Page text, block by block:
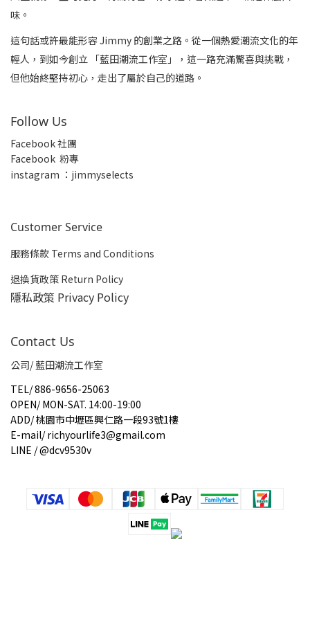
味。
這句話或許最能形容 Jimmy 的創業之路。從一個熱愛潮流文化的年
輕人，到如今創立 「藍田潮流工作室」，這一路充滿驚喜與挑戰，
但他始終堅持初心，走出了屬於自己的道路。
Follow Us
Facebook 社團
Facebook 粉專
instagram ：jimmyselects
Customer Service
服務條款 Terms and Conditions
退換貨政策 Return Policy
隱私政策 Privacy Policy
Contact Us
公司/ 藍田潮流工作室
TEL/886-9656-25063
OPEN/ MON-SAT. 14:00-19:00
ADD/桃園市中壢區興仁路一段93號1樓
E-mail/richyourlife3@gmail.com
LINE / @dcv9530v